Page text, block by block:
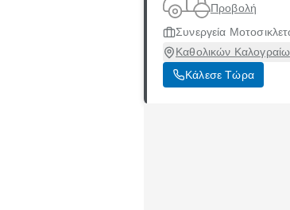
Προβολή
Συνεργεία
Καθολικών
Κάλεσε Τώρα